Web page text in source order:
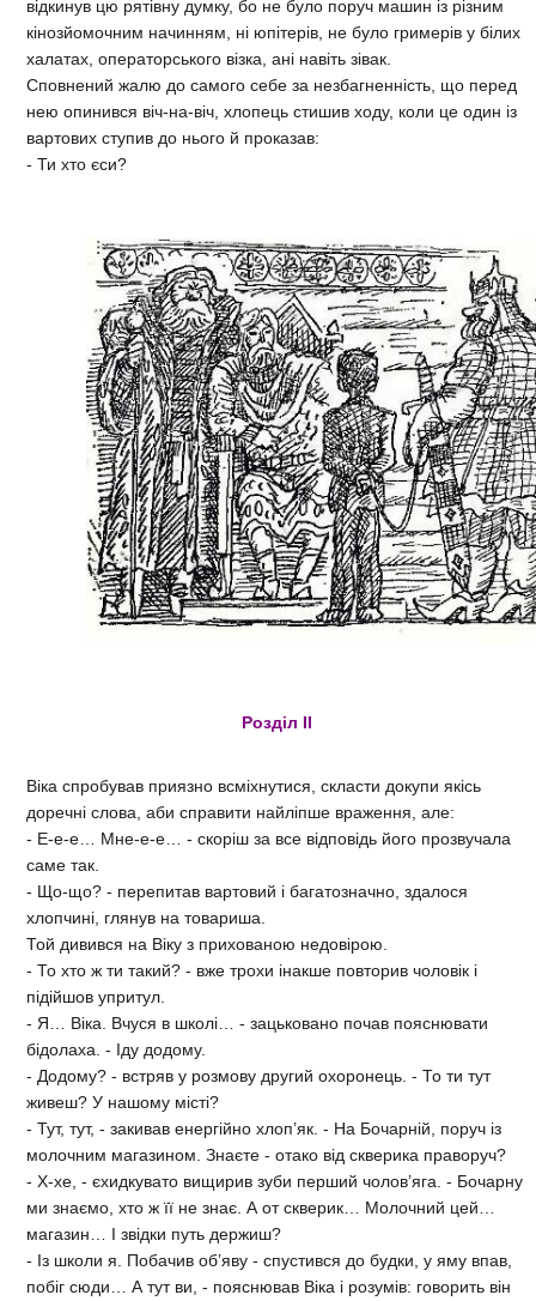
відкинув цю рятівну думку, бо не було поруч машин із різним
кінозйомочним начинням, ні юпітерів, не було гримерів у білих
халатах, операторського візка, ані навіть зівак.
Сповнений жалю до самого себе за незбагненність, що перед
нею опинився віч-на-віч, хлопець стишив ходу, коли це один із
вартових ступив до нього й проказав:
- Ти хто єси?
Розділ II
Віка спробував приязно всміхнутися, скласти докупи якісь
доречні слова, аби справити найліпше враження, але:
- Е-е-е… Мне-е-е… - скоріш за все відповідь його прозвучала
саме так.
- Що-що? - перепитав вартовий і багатозначно, здалося
хлопчині, глянув на товариша.
Той дивився на Віку з прихованою недовірою.
- То хто ж ти такий? - вже трохи інакше повторив чоловік і
підійшов упритул.
- Я… Віка. Вчуся в школі… - зацьковано почав пояснювати
бідолаха. - Іду додому.
- Додому? - встряв у розмову другий охоронець. - То ти тут
живеш? У нашому місті?
- Тут, тут, - закивав енергійно хлоп’як. - На Бочарній, поруч із
молочним магазином. Знаєте - отако від скверика праворуч?
- Х-хе, - єхидкувато вищирив зуби перший чолов’яга. - Бочарну
ми знаємо, хто ж її не знає. А от скверик… Молочний цей…
магазин… І звідки путь держиш?
- Із школи я. Побачив об’яву - спустився до будки, у яму впав,
побіг сюди… А тут ви, - пояснював Віка і розумів: говорить він